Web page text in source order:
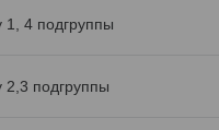
1, 4 подгруппы
2,3 подгруппы